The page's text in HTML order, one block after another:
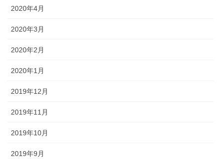
2020年4月
2020年3月
2020年2月
2020年1月
2019年12月
2019年11月
2019年10月
2019年9月